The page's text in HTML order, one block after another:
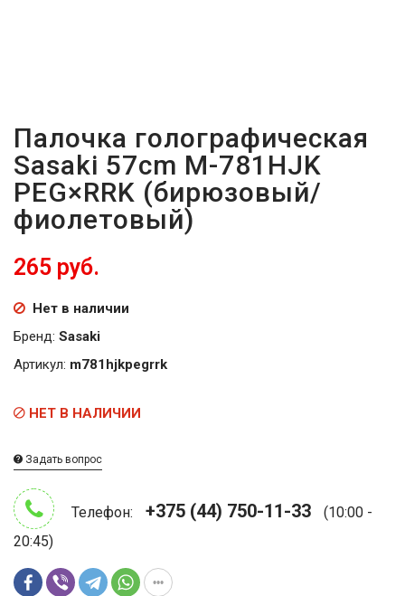
Палочка голографическая
Sasaki 57cm M-781HJK
PEG×RRK (бирюзовый/
фиолетовый)
265 руб.
Нет в наличии
Бренд: Sasaki
Артикул: m781hjkpegrrk
НЕТ В НАЛИЧИИ
Задать вопрос
Телефон: +375 (44) 750-11-33
(10:00 -
20:45)